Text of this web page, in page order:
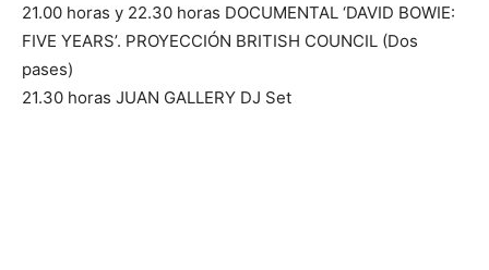
21.00 horas y 22.30 horas DOCUMENTAL ‘DAVID BOWIE:
FIVE YEARS’. PROYECCIÓN BRITISH COUNCIL (Dos
pases)
21.30 horas JUAN GALLERY DJ Set